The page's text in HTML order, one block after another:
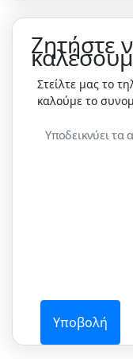
Ζητήστε
Στείλτε μας το
καλούμε το
Υποδεικνύει τα
Υποβολή